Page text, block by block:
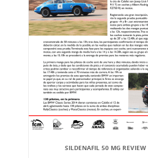
SILDENAFIL 50 MG REVIEW